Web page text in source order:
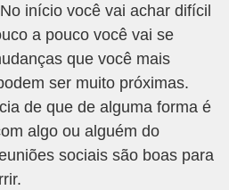
início você vai achar difícil
a pouco você vai se
que você mais
ser muito próximas.
de que de alguma forma é
algo ou alguém do
sociais são boas para